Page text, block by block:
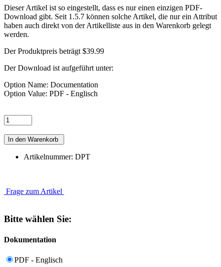
Dieser Artikel ist so eingestellt, dass es nur einen einzigen PDF-
Download gibt. Seit 1.5.7 können solche Artikel, die nur ein Attribut
haben auch direkt von der Artikelliste aus in den Warenkorb gelegt
werden.
Der Produktpreis beträgt $39.99
Der Download ist aufgeführt unter:
Option Name: Documentation
Option Value: PDF - Englisch
Artikelnummer: DPT
Frage zum Artikel
Bitte wählen Sie:
Dokumentation
PDF - Englisch